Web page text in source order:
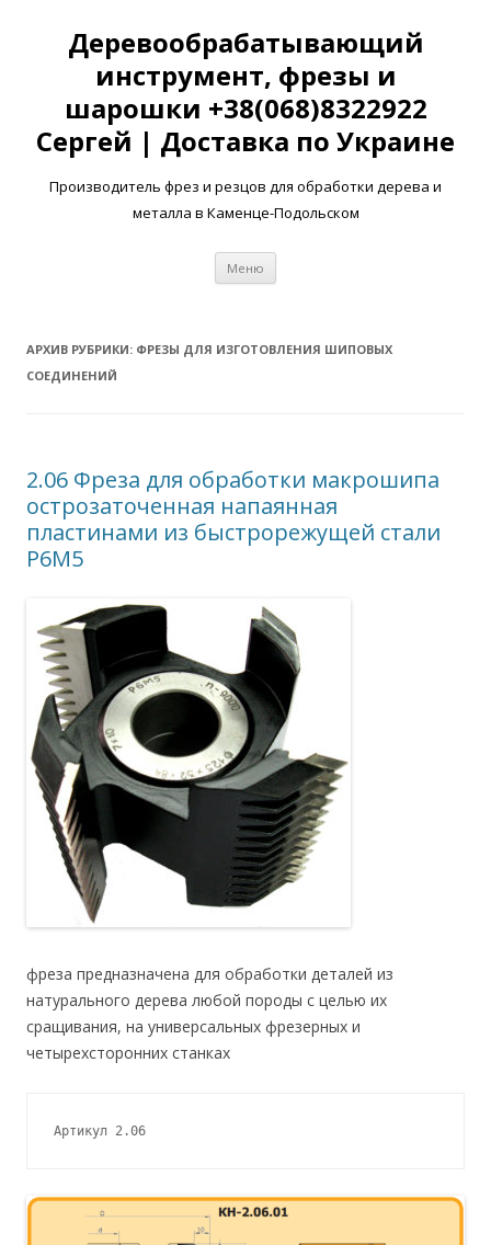
Деревообрабатывающий
инструмент, фрезы и
шарошки +38(068)8322922
Сергей | Доставка по Украине
Производитель фрез и резцов для обработки дерева и
металла в Каменце-Подольском
Меню
АРХИВ РУБРИКИ: ФРЕЗЫ ДЛЯ ИЗГОТОВЛЕНИЯ ШИПОВЫХ
СОЕДИНЕНИЙ
2.06 Фреза для обработки макрошипа
острозаточенная напаянная
пластинами из быстрорежущей стали
Р6М5
фреза предназначена для обработки деталей из
натурального дерева любой породы с целью их
сращивания, на универсальных фрезерных и
четырехсторонних станках
Артикул 2.06